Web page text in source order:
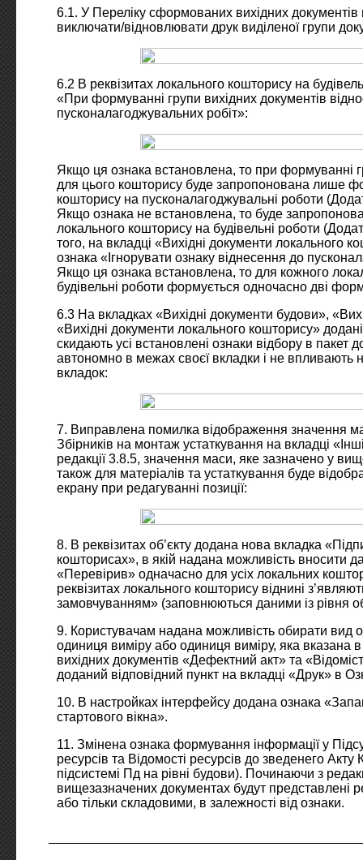
6.1. У Переліку сформованих вихідних
виключати/відновлювати друк виділеної групи
6.2 В реквізитах локального кошторису на
«При формуванні групи вихідних документів
пусконалагоджувальних робіт»:
Якщо ця ознака встановлена, то при формуванні
для цього кошторису буде запропонована лише
кошторису на пусконалагоджувальні роботи
Якщо ознака не встановлена, то буде
локального кошторису на будівельні роботи
того, на вкладці «Вихідні документи локального
ознака «Ігнорувати ознаку віднесення до
Якщо ця ознака встановлена, то для кожного
будівельні роботи формується одночасно дві
6.3 На вкладках «Вихідні документи будови»,
«Вихідні документи локального кошторису»
скидають усі встановлені ознаки відбору в пакет
автономно в межах своєї вкладки і не впливають
вкладок:
7. Виправлена помилка відображення значення
Збірників на монтаж устаткування на вкладці
редакції 3.8.5, значення маси, яке зазначено у
також для матеріалів та устаткування буде
екрану при редагуванні позиції:
8. В реквізитах об’єкту додана нова вкладка
кошторисах», в якій надана можливість вносити
«Перевірив» одначасно для усіх локальних
реквізитах локального кошторису віднині
замовчуванням» (заповнюються даними із рівня
9. Користувачам надана можливість обирати вид
одиниця виміру або одиниця виміру, яка
вихідних документів «Дефектний акт» та
доданий відповідний пункт на вкладці «Друк» в
10. В настройках інтерфейсу додана ознака
стартового вікна».
11. Змінена ознака формування інформації у
ресурсів та Відомості ресурсів до зведенего
підсистемі Пд на рівні будови). Починаючи з
вищезазначених документах будут представлені
або тільки складовими, в залежності від ознаки.